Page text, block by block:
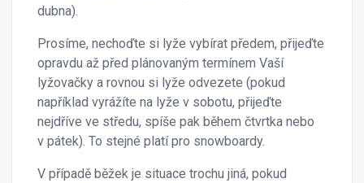
dubna).
Prosíme, nechoďte si lyže vybírat předem, přijeďte
opravdu až před plánovaným termínem Vaší
lyžovačky a rovnou si lyže odvezete (pokud
například vyrážíte na lyže v sobotu, přijeďte
nejdříve ve středu, spíše pak během čtvrtka nebo
v pátek). To stejné platí pro snowboardy.
V případě běžek je situace trochu jiná, pokud